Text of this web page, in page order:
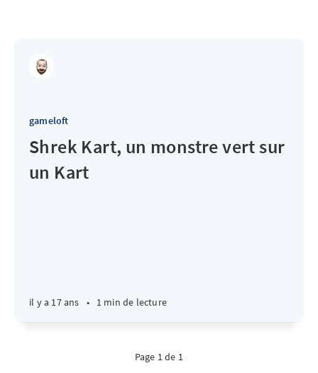
gameloft
Shrek Kart, un monstre vert sur
un Kart
il y a 17 ans • 1 min de lecture
Page 1 de 1